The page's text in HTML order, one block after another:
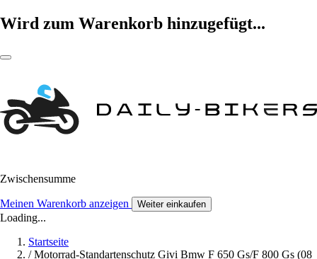
Wird zum Warenkorb hinzugefügt...
Zwischensumme
Meinen Warenkorb anzeigen Weiter einkaufen
Loading...
Startseite
/ Motorrad-Standartenschutz Givi Bmw F 650 Gs/F 800 Gs (08